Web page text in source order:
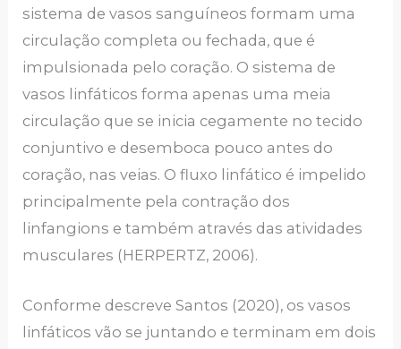
sistema de vasos sanguíneos formam uma
circulação completa ou fechada, que é
impulsionada pelo coração. O sistema de
vasos linfáticos forma apenas uma meia
circulação que se inicia cegamente no tecido
conjuntivo e desemboca pouco antes do
coração, nas veias. O fluxo linfático é impelido
principalmente pela contração dos
linfangions e também através das atividades
musculares (HERPERTZ, 2006).
Conforme descreve Santos (2020), os vasos
linfáticos vão se juntando e terminam em dois